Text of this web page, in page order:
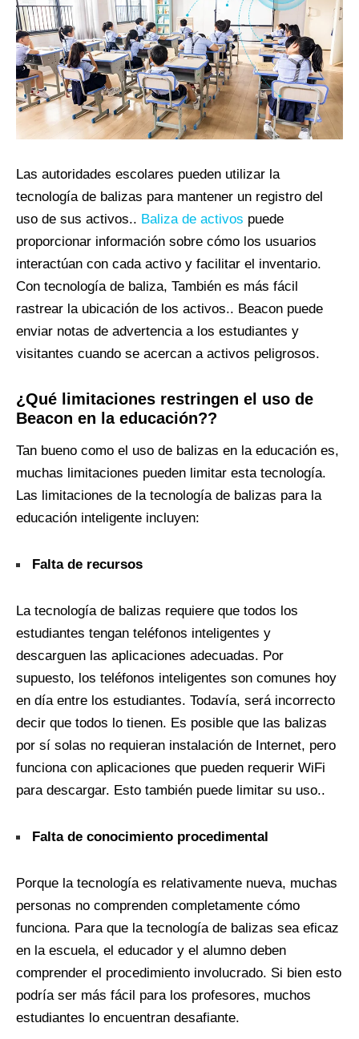
Las autoridades escolares pueden utilizar la
tecnología de balizas para mantener un registro del
uso de sus activos.. Baliza de activos puede
proporcionar información sobre cómo los usuarios
interactúan con cada activo y facilitar el inventario.
Con tecnología de baliza, También es más fácil
rastrear la ubicación de los activos.. Beacon puede
enviar notas de advertencia a los estudiantes y
visitantes cuando se acercan a activos peligrosos.
¿Qué limitaciones restringen el uso de
Beacon en la educación??
Tan bueno como el uso de balizas en la educación es,
muchas limitaciones pueden limitar esta tecnología.
Las limitaciones de la tecnología de balizas para la
educación inteligente incluyen:
Falta de recursos
La tecnología de balizas requiere que todos los
estudiantes tengan teléfonos inteligentes y
descarguen las aplicaciones adecuadas. Por
supuesto, los teléfonos inteligentes son comunes hoy
en día entre los estudiantes. Todavía, será incorrecto
decir que todos lo tienen. Es posible que las balizas
por sí solas no requieran instalación de Internet, pero
funciona con aplicaciones que pueden requerir WiFi
para descargar. Esto también puede limitar su uso..
Falta de conocimiento procedimental
Porque la tecnología es relativamente nueva, muchas
personas no comprenden completamente cómo
funciona. Para que la tecnología de balizas sea eficaz
en la escuela, el educador y el alumno deben
comprender el procedimiento involucrado. Si bien esto
podría ser más fácil para los profesores, muchos
estudiantes lo encuentran desafiante.